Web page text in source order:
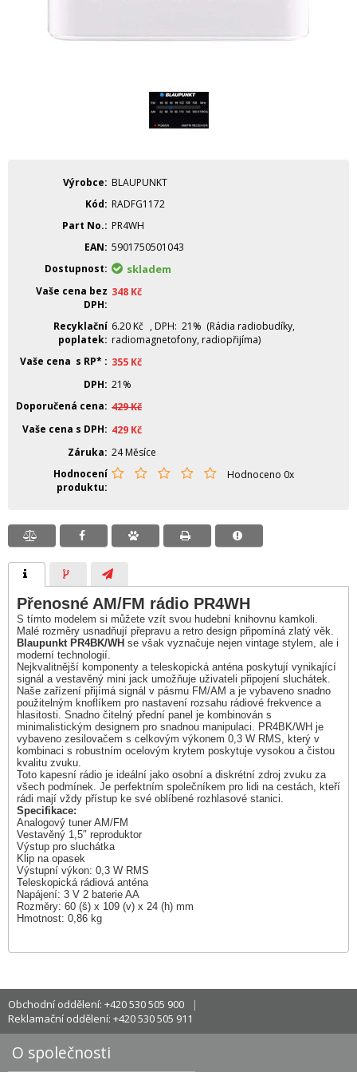
Výrobce
BLAUPUNKT
Kód
RADFG1172
Part No.
PR4WH
EAN 5901750501043
Dostupnost
skladem
Vaše cena bez
DPH
348 Kč
Recyklační
poplatek
6.20 Kč , DPH: 21% (Rádia radiobudíky,
radiomagnetofony, radiopřijíma)
Vaše cena s RP*
355 Kč
DPH 21%
Doporučená cena 429Kč
Vaše cena s DPH
429 Kč
Záruka 24 Měsíce
Hodnocení
produktu
Hodnoceno 0x
Přenosné AM/FM rádio PR4WH
S tímto modelem si můžete vzít svou hudební knihovnu kamkoli.
Malé rozměry usnadňují přepravu a retro design připomíná zlatý věk.
Blaupunkt PR4BK/WH se však vyznačuje nejen vintage stylem, ale i
moderní technologií.
Nejkvalitnější komponenty a teleskopická anténa poskytují vynikající
signál a vestavěný mini jack umožňuje uživateli připojení sluchátek.
Naše zařízení přijímá signál v pásmu FM/AM a je vybaveno snadno
použitelným knoflíkem pro nastavení rozsahu rádiové frekvence a
hlasitosti. Snadno čitelný přední panel je kombinován s
minimalistickým designem pro snadnou manipulaci. PR4BK/WH je
vybaveno zesilovačem s celkovým výkonem 0,3 W RMS, který v
kombinaci s robustním ocelovým krytem poskytuje vysokou a čistou
kvalitu zvuku.
Toto kapesní rádio je ideální jako osobní a diskrétní zdroj zvuku za
všech podmínek. Je perfektním společníkem pro lidi na cestách, kteří
rádi mají vždy přístup ke své oblíbené rozhlasové stanici.
Specifikace:
Analogový tuner AM/FM
Vestavěný 1,5″ reproduktor
Výstup pro sluchátka
Klip na opasek
Výstupní výkon: 0,3 W RMS
Teleskopická rádiová anténa
Napájení: 3 V 2 baterie AA
Rozměry: 60 (š) x 109 (v) x 24 (h) mm
Hmotnost: 0,86 kg
Obchodní oddělení: +420 530 505 900
Reklamační oddělení: +420 530 505 911
O společnosti